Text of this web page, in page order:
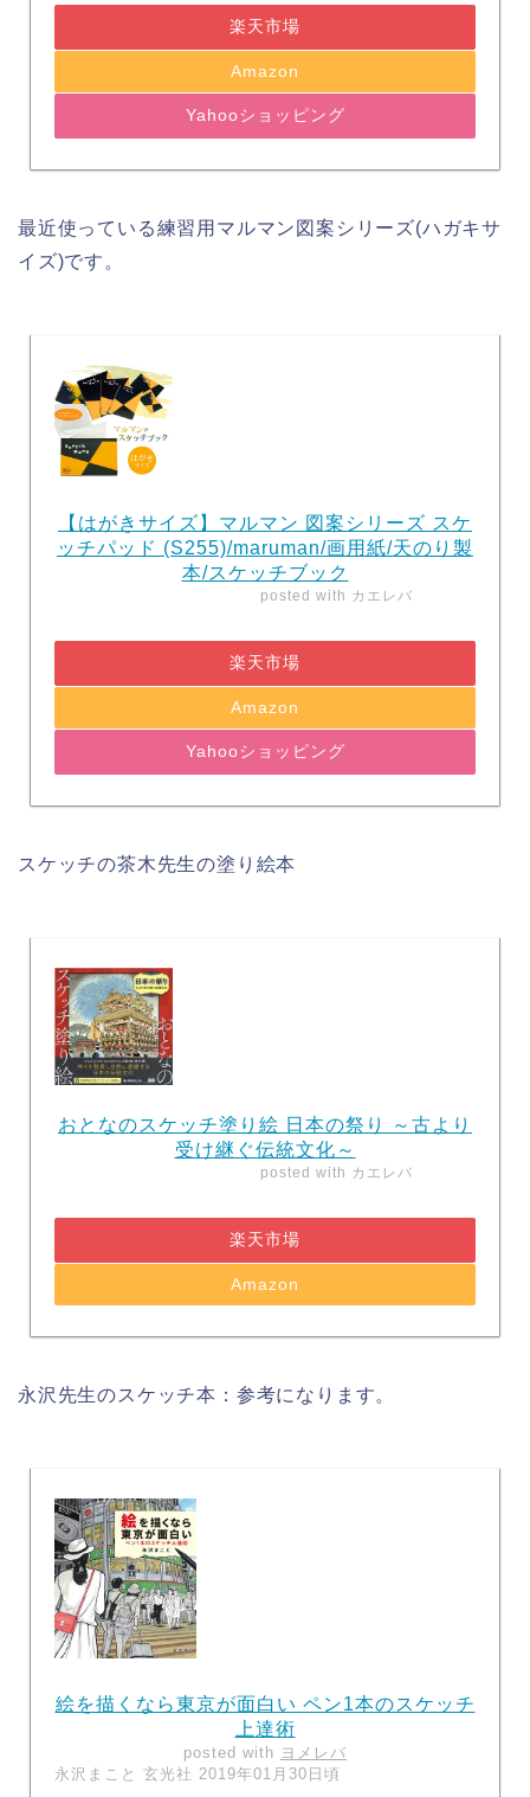
楽天市場
Amazon
Yahooショッピング
最近使っている練習用マルマン図案シリーズ(ハガキサ
イズ)です。
【はがきサイズ】マルマン 図案シリーズ スケ
ッチパッド (S255)/maruman/画用紙/天のり製
本/スケッチブック
posted with カエレバ
楽天市場
Amazon
Yahooショッピング
スケッチの茶木先生の塗り絵本
おとなのスケッチ塗り絵 日本の祭り ～古より
受け継ぐ伝統文化～
posted with カエレバ
楽天市場
Amazon
永沢先生のスケッチ本：参考になります。
絵を描くなら東京が面白い ペン1本のスケッチ
上達術
posted with ヨメレバ
永沢まこと 玄光社 2019年01月30日頃